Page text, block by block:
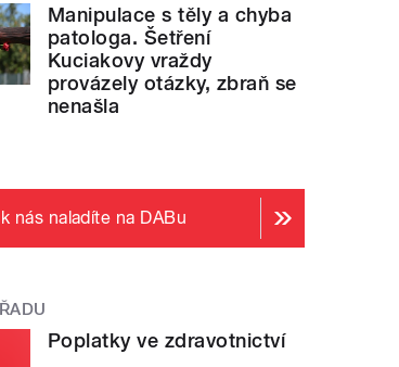
Manipulace s těly a chyba
patologa. Šetření
Kuciakovy vraždy
provázely otázky, zbraň se
nenašla
nás naladíte na DABu
Poplatky ve zdravotnictví